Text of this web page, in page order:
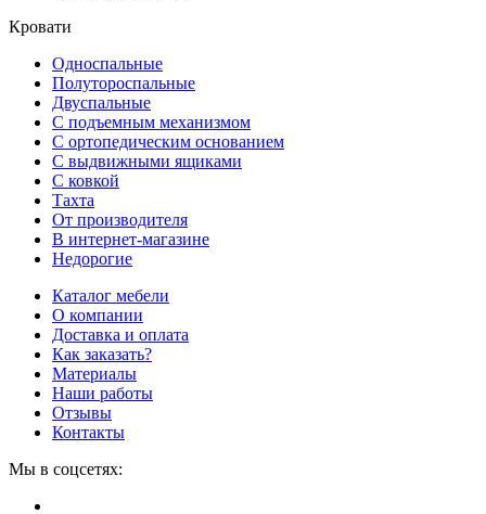
Кровати
Односпальные
Полутороспальные
Двуспальные
С подъемным механизмом
С ортопедическим основанием
С выдвижными ящиками
С ковкой
Тахта
От производителя
В интернет-магазине
Недорогие
Каталог мебели
О компании
Доставка и оплата
Как заказать?
Материалы
Наши работы
Отзывы
Контакты
Мы в соцсетях: